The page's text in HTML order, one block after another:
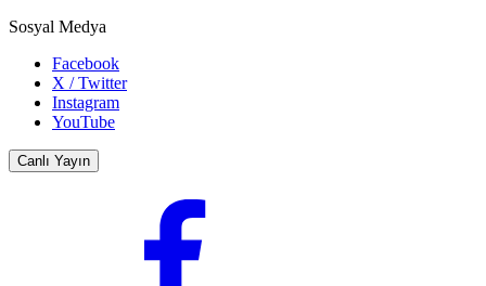
Sosyal Medya
Facebook
X / Twitter
Instagram
YouTube
Canlı Yayın